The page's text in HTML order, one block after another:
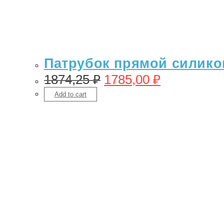
Патрубок прямой
1874,25₽ 1785,00 ₽
Add to cart